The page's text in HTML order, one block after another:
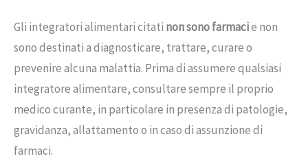
Gli integratori alimentari citati non sono farmacie non
sono destinati a diagnosticare, trattare, curare o
prevenire alcuna malattia. Prima di assumere qualsiasi
integratore alimentare, consultare sempre il proprio
medico curante, in particolare in presenza di patologie,
gravidanza, allattamento o in caso di assunzione di
farmaci.